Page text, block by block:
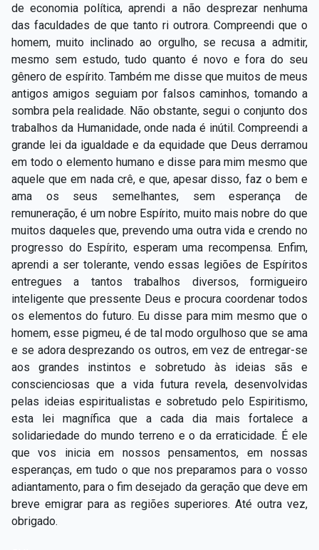
de economia política, aprendi a não desprezar nenhuma
das faculdades de que tanto ri outrora. Compreendi que o
homem, muito inclinado ao orgulho, se recusa a admitir,
mesmo sem estudo, tudo quanto é novo e fora do seu
gênero de espírito. Também me disse que muitos de meus
antigos amigos seguiam por falsos caminhos, tomando a
sombra pela realidade. Não obstante, segui o conjunto dos
trabalhos da Humanidade, onde nada é inútil. Compreendi a
grande lei da igualdade e da equidade que Deus derramou
em todo o elemento humano e disse para mim mesmo que
aquele que em nada crê, e que, apesar disso, faz o bem e
ama os seus semelhantes, sem esperança de
remuneração, é um nobre Espírito, muito mais nobre do que
muitos daqueles que, prevendo uma outra vida e crendo no
progresso do Espírito, esperam uma recompensa. Enfim,
aprendi a ser tolerante, vendo essas legiões de Espíritos
entregues a tantos trabalhos diversos, formigueiro
inteligente que pressente Deus e procura coordenar todos
os elementos do futuro. Eu disse para mim mesmo que o
homem, esse pigmeu, é de tal modo orgulhoso que se ama
e se adora desprezando os outros, em vez de entregar-se
aos grandes instintos e sobretudo às ideias sãs e
conscienciosas que a vida futura revela, desenvolvidas
pelas ideias espiritualistas e sobretudo pelo Espiritismo,
esta lei magnífica que a cada dia mais fortalece a
solidariedade do mundo terreno e o da erraticidade. É ele
que vos inicia em nossos pensamentos, em nossas
esperanças, em tudo o que nos preparamos para o vosso
adiantamento, para o fim desejado da geração que deve em
breve emigrar para as regiões superiores. Até outra vez,
obrigado.